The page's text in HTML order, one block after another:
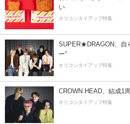
い
オリコンタイアップ特集
SUPER★DRAGON、自
ー”
オリコンタイアップ特集
CROWN HEAD、結成1
オリコンタイアップ特集